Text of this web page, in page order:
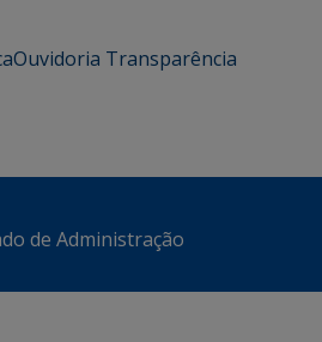
Ouvidoria Transparência
de Administração